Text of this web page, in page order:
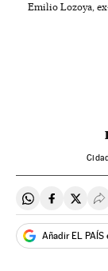
Emilio Lozoya,
Compartir en
Compartir
Añadir EL PAÍS